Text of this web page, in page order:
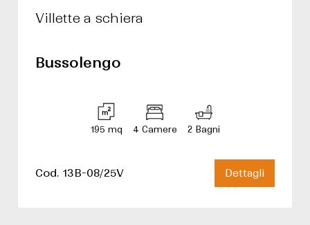
Villette a schiera
Bussolengo
195 mq 4 Camere 2 Bagni
Cod. 13B-08/25V Dettagli